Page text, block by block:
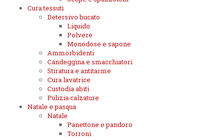
Cura tessuti
Detersivo bucato
Liquido
Polvere
Monodose e sapone
Ammorbidenti
Candeggina e smacchiatori
Stiratura e antitarme
Cura lavatrice
Custodia abiti
Pulizia calzature
Natale e pasqua
Natale
Panettone e pandoro
Torroni